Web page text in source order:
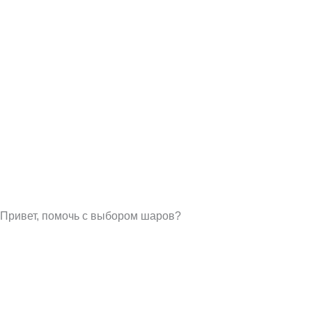
Привет, помочь с выбором шаров?